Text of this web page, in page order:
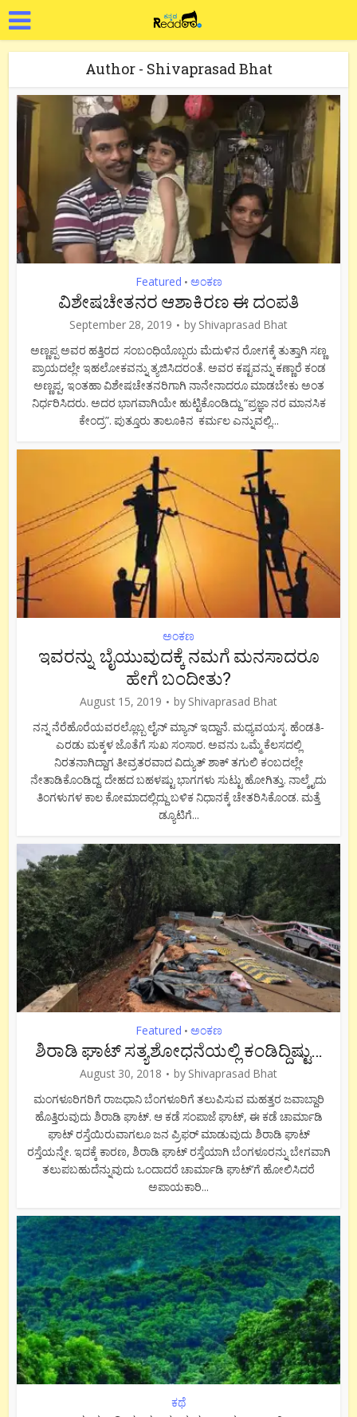
Author - Shivaprasad Bhat
Featured • ಅಂಕಣ
ವಿಶೇಷಚೇತನರ ಆಶಾಕಿರಣ ಈ ದಂಪತಿ
September 28, 2019 by Shivaprasad Bhat
ಅಣ್ಣಪ್ಪ ಅವರ ಹತ್ತಿರದ ಸಂಬಂಧಿಯೊಬ್ಬರು ಮೆದುಳಿನ ರೋಗಕ್ಕೆ ತುತ್ತಾಗಿ ಸಣ್ಣ
ಪ್ರಾಯದಲ್ಲೇ ಇಹಲೋಕವನ್ನು ತ್ಯಜಿಸಿದರಂತೆ. ಅವರ ಕಷ್ಟವನ್ನು ಕಣ್ಣಾರೆ ಕಂಡ
ಅಣ್ಣಪ್ಪ, ಇಂತಹಾ ವಿಶೇಷಚೇತನರಿಗಾಗಿ ನಾನೇನಾದರೂ ಮಾಡಬೇಕು ಅಂತ
ನಿರ್ಧರಿಸಿದರು. ಅದರ ಭಾಗವಾಗಿಯೇ ಹುಟ್ಟಿಕೊಂಡಿದ್ದು “ಪ್ರಜ್ಞಾ ನರ ಮಾನಸಿಕ
ಕೇಂದ್ರ”. ಪುತ್ತೂರು ತಾಲೂಕಿನ ಕರ್ಮಲ ಎನ್ನುವಲ್ಲಿ...
ಅಂಕಣ
ಇವರನ್ನು ಬೈಯುವುದಕ್ಕೆ ನಮಗೆ ಮನಸಾದರೂ
ಹೇಗೆ ಬಂದೀತು?
August 15, 2019 by Shivaprasad Bhat
ನನ್ನ ನೆರೆಹೊರೆಯವರಲ್ಲೊಬ್ಬ ಲೈನ್ ಮ್ಯಾನ್ ಇದ್ದಾನೆ. ಮಧ್ಯವಯಸ್ಕ. ಹೆಂಡತಿ-
ಎರಡು ಮಕ್ಕಳ ಜೊತೆಗೆ ಸುಖ ಸಂಸಾರ. ಅವನು ಒಮ್ಮೆ ಕೆಲಸದಲ್ಲಿ
ನಿರತನಾಗಿದ್ದಾಗ ತೀವ್ರತರವಾದ ವಿದ್ಯುತ್ ಶಾಕ್ ತಗುಲಿ ಕಂಬದಲ್ಲೇ
ನೇತಾಡಿಕೊಂಡಿದ್ದ. ದೇಹದ ಬಹಳಷ್ಟು ಭಾಗಗಳು ಸುಟ್ಟು ಹೋಗಿತ್ತು. ನಾಲ್ಕೈದು
ತಿಂಗಳುಗಳ ಕಾಲ ಕೋಮಾದಲ್ಲಿದ್ದು ಬಳಿಕ ನಿಧಾನಕ್ಕೆ ಚೇತರಿಸಿಕೊಂಡ. ಮತ್ತೆ
ಡ್ಯೂಟಿಗೆ...
Featured • ಅಂಕಣ
ಶಿರಾಡಿ ಘಾಟ್ ಸತ್ಯಶೋಧನೆಯಲ್ಲಿ ಕಂಡಿದ್ದಿಷ್ಟು…
August 30, 2018 by Shivaprasad Bhat
ಮಂಗಳೂರಿಗರಿಗೆ ರಾಜಧಾನಿ ಬೆಂಗಳೂರಿಗೆ ತಲುಪಿಸುವ ಮಹತ್ತರ ಜವಾಬ್ದಾರಿ
ಹೊತ್ತಿರುವುದು ಶಿರಾಡಿ ಘಾಟ್. ಆ ಕಡೆ ಸಂಪಾಜೆ ಘಾಟ್, ಈ ಕಡೆ ಚಾರ್ಮಾಡಿ
ಘಾಟ್ ರಸ್ತೆಯಿರುವಾಗಲೂ ಜನ ಪ್ರಿಫರ್ ಮಾಡುವುದು ಶಿರಾಡಿ ಘಾಟ್
ರಸ್ತೆಯನ್ನೇ. ಇದಕ್ಕೆ ಕಾರಣ, ಶಿರಾಡಿ ಘಾಟ್ ರಸ್ತೆಯಾಗಿ ಬೆಂಗಳೂರನ್ನು ಬೇಗವಾಗಿ
ತಲುಪಬಹುದೆನ್ನುವುದು ಒಂದಾದರೆ ಚಾರ್ಮಾಡಿ ಘಾಟ್’ಗೆ ಹೋಲಿಸಿದರೆ
ಅಪಾಯಕಾರಿ...
ಕಥೆ